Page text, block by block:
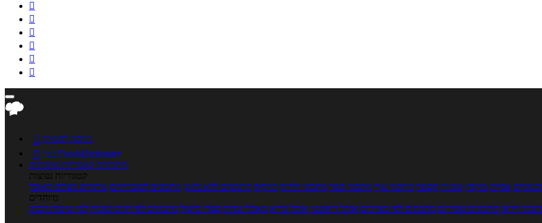






 כניסה לחשבון

מנוי FoodsDictionary
מתכונים קטגוריות מתכונים
קטגוריות נפוצות
אפייה מוקפץ עוגיות פסטה מתכוני עוף מתכוני בשר מתכוני ילדים מרקים מתכונים ללא גלוטן מתכונים לסוכרתיים טרנדים בעולם האוכל
מיוחדים
וידאו מתכונים עשירים מתכונים לפי מצרכים אוכל דיאטטי אוכל בריא מאכלי עדות ספרי בישול מתכונים לפי חגים ועונות לפי שיטות הכנה